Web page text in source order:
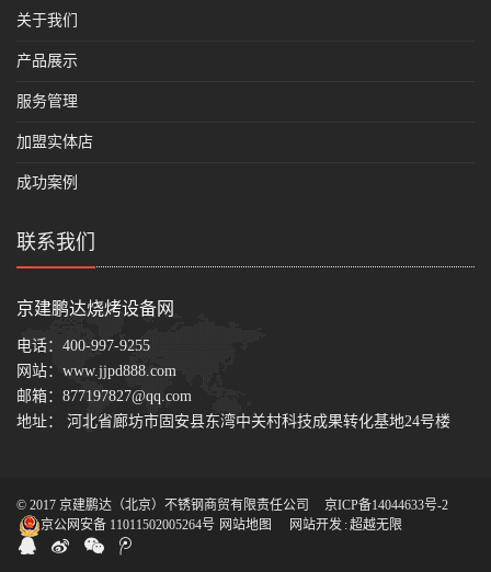
关于我们
产品展示
服务管理
加盟实体店
成功案例
联系我们
京建鹏达烧烤设备网
电话： 400-997-9255
网站： www.jjpd888.com
邮箱： 877197827@qq.com
地址： 河北省廊坊市固安县东湾中关村科技成果转化基地24号楼
© 2017 京建鹏达（北京）不锈钢商贸有限责任公司
京ICP备14044633号-2
京公网安备 11011502005264号 网站地图 网站开发 :超越无限